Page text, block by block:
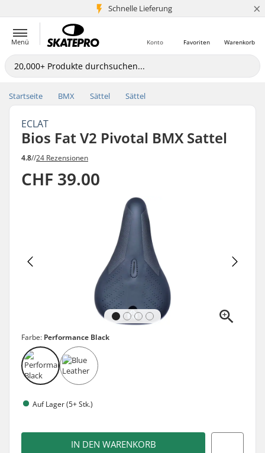
Schnelle Lieferung
5+ Mio. Kunden ×
Menü Warenkorb
Favoriten
Konto
Startseite BMX Sättel Sättel
ECLAT
Bios Fat V2 Pivotal BMX Sattel
4.8//24 Rezensionen
CHF 39.00
Farbe: Performance Black
Auf Lager (5+ Stk.)
IN DEN WARENKORB